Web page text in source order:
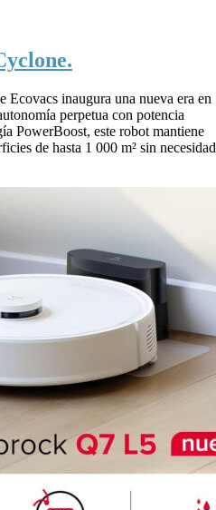
inaugura una nueva era en
perpetua con potencia
PowerBoost, este robot mantiene
de hasta 1 000 m² sin necesidad